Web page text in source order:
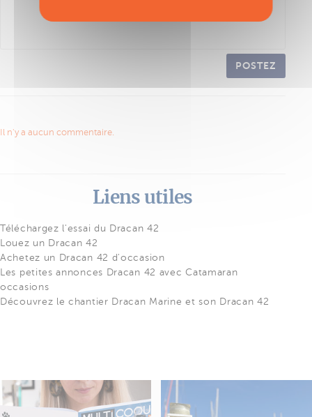
POSTEZ
Il n'y a aucun commentaire.
Liens utiles
Téléchargez l'essai du Dracan 42
Louez un Dracan 42
Achetez un Dracan 42 d'occasion
Les petites annonces Dracan 42 avec Catamaran
occasions
Découvrez le chantier Dracan Marine et son Dracan 42